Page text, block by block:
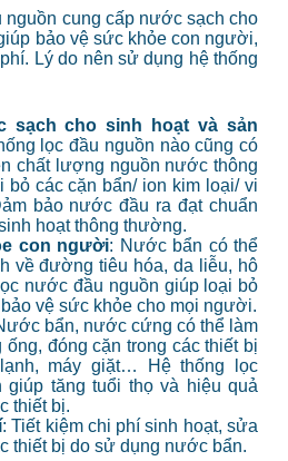
nguồn cung cấp nước sạch cho
bảo vệ sức khỏe con người,
Lý do nên sử dụng hệ thống
sạch cho sinh hoạt và sản
lọc đầu nguồn nào cũng có
chất lượng nguồn nước thông
bỏ các cặn bẩn/ ion kim loại/ vi
bảo nước đầu ra đạt chuẩn
hoạt thông thường.
con người: Nước bẩn có thể
về đường tiêu hóa, da liễu, hô
nước đầu nguồn giúp loại bỏ
vệ sức khỏe cho mọi người.
bẩn, nước cứng có thể làm
đóng cặn trong các thiết bị
máy giặt… Hệthống lọc
giúp tăng tuổi thọ và hiệu quả
thiết bị.
: Tiết kiệm chi phí sinh hoạt, sửa
thiết bị do sử dụng nước bẩn.